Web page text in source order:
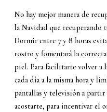
No hay mejor manera de
la Navidad que recuperando
Dormir entre 7 y 8 horas
rostro y fomentará la
piel. Para facilitarte volver a
cada día a la misma hora y
pantallas y televisión a partir
acostarte, para incentivar el